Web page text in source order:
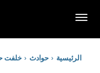
الرئيسية حوادث
خلفت